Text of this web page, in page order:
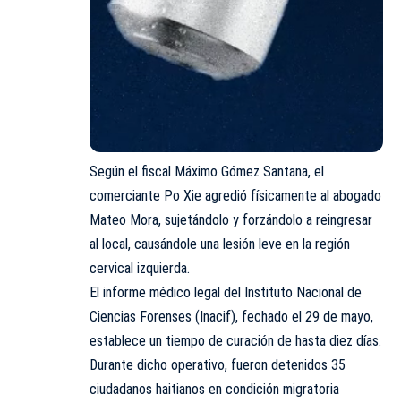
Según el fiscal Máximo Gómez Santana, el
comerciante Po Xie agredió físicamente al abogado
Mateo Mora, sujetándolo y forzándolo a reingresar
al local, causándole una lesión leve en la región
cervical izquierda.
El informe médico legal del Instituto Nacional de
Ciencias Forenses (Inacif), fechado el 29 de mayo,
establece un tiempo de curación de hasta diez días.
Durante dicho operativo, fueron detenidos 35
ciudadanos haitianos en condición migratoria